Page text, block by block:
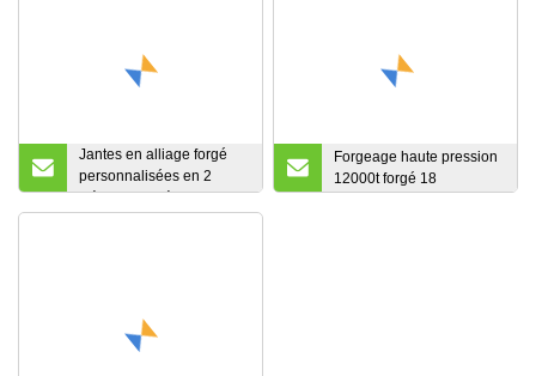
Jantes en alliage forgé
personnalisées en 2
pièces et 3 pièces pour
voitures de course
Forgeage haute pression
12000t forgé 18